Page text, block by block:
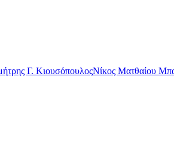
Γ. ΚιουσόπουλοςΝίκος Ματθαίου